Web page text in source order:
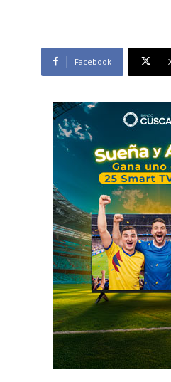
Facebook